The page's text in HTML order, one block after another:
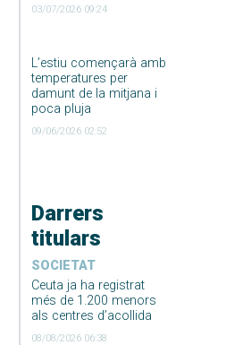
03/07/2026 09:24
L’estiu començarà amb
temperatures per
damunt de la mitjana i
poca pluja
09/06/2026 02:52
Darrers
titulars
SOCIETAT
Ceuta ja ha registrat
més de 1.200 menors
als centres d’acollida
08/08/2026 06:38